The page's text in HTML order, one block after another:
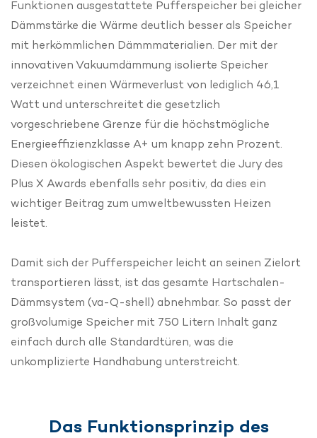
Funktionen ausgestattete Pufferspeicher bei gleicher
Dämmstärke die Wärme deutlich besser als Speicher
mit herkömmlichen Dämmmaterialien. Der mit der
innovativen Vakuumdämmung isolierte Speicher
verzeichnet einen Wärmeverlust von lediglich 46,1
Watt und unterschreitet die gesetzlich
vorgeschriebene Grenze für die höchstmögliche
Energieeffizienzklasse A+ um knapp zehn Prozent.
Diesen ökologischen Aspekt bewertet die Jury des
Plus X Awards ebenfalls sehr positiv, da dies ein
wichtiger Beitrag zum umweltbewussten Heizen
leistet.
Damit sich der Pufferspeicher leicht an seinen Zielort
transportieren lässt, ist das gesamte Hartschalen-
Dämmsystem (va-Q-shell) abnehmbar. So passt der
großvolumige Speicher mit 750 Litern Inhalt ganz
einfach durch alle Standardtüren, was die
unkomplizierte Handhabung unterstreicht.
Das Funktionsprinzip des